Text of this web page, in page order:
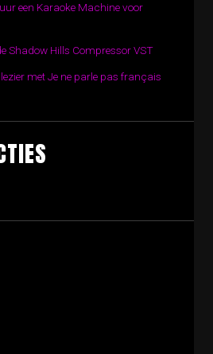
een Karaoke Machine voor
Shadow Hills Compressor VST
met Je ne parle pas français